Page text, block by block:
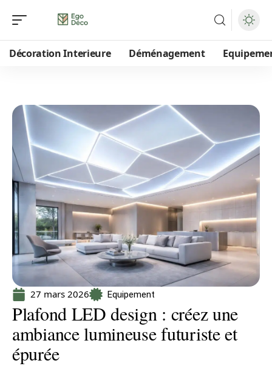
Décoration Interieure Déménagement
27 mars 2026 Equipement
Plafond LED design : créez une
ambiance lumineuse futuriste et
épurée